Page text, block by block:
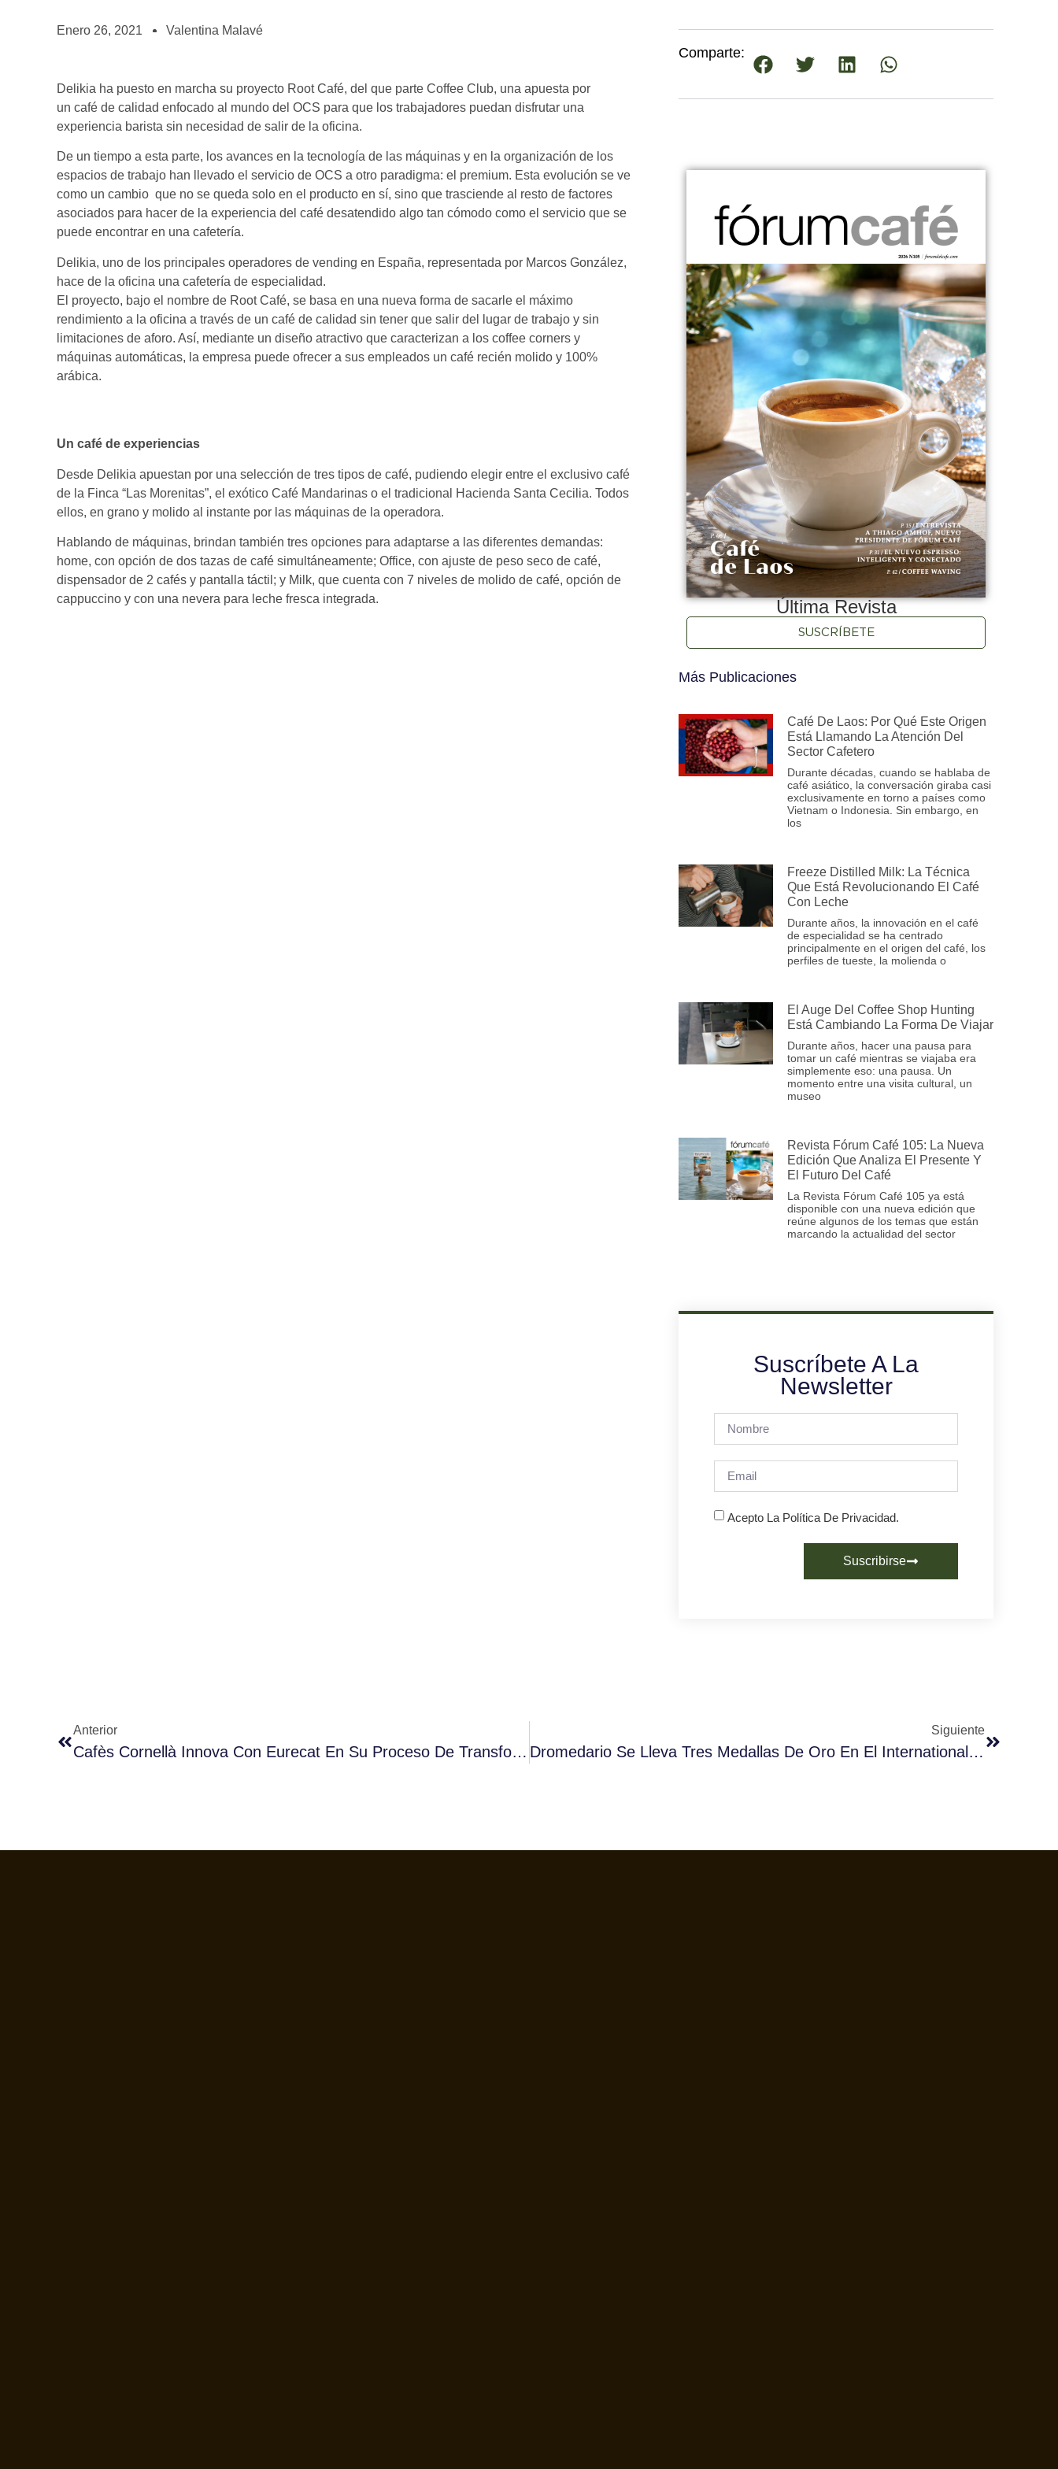
¡te imaginas vivir de tu pasión por el café?
Enero 26, 2021 Valentina Malavé
Delikia ha puesto en marcha su proyecto Root Café, del que parte Coffee Club, una apuesta por
un café de calidad enfocado al mundo del OCS para que los trabajadores puedan disfrutar una
experiencia barista sin necesidad de salir de la oficina.
De un tiempo a esta parte, los avances en la tecnología de las máquinas y en la organización de los
espacios de trabajo han llevado el servicio de OCS a otro paradigma: el premium. Esta evolución se ve
como un cambio que no se queda solo en el producto en sí, sino que trasciende al resto de factores
asociados para hacer de la experiencia del café desatendido algo tan cómodo como el servicio que se
puede encontrar en una cafetería.
Delikia, uno de los principales operadores de vending en España, representada por Marcos González,
hace de la oficina una cafetería de especialidad.
El proyecto, bajo el nombre de Root Café, se basa en una nueva forma de sacarle el máximo
rendimiento a la oficina a través de un café de calidad sin tener que salir del lugar de trabajo y sin
limitaciones de aforo. Así, mediante un diseño atractivo que caracterizan a los coffee corners y
máquinas automáticas, la empresa puede ofrecer a sus empleados un café recién molido y 100%
arábica.
Un café de experiencias
Desde Delikia apuestan por una selección de tres tipos de café, pudiendo elegir entre el exclusivo café
de la Finca “Las Morenitas”, el exótico Café Mandarinas o el tradicional Hacienda Santa Cecilia. Todos
ellos, en grano y molido al instante por las máquinas de la operadora.
Hablando de máquinas, brindan también tres opciones para adaptarse a las diferentes demandas:
home, con opción de dos tazas de café simultáneamente; Office, con ajuste de peso seco de café,
dispensador de 2 cafés y pantalla táctil; y Milk, que cuenta con 7 niveles de molido de café, opción de
cappuccino y con una nevera para leche fresca integrada.
Comparte:
Última Revista
SUSCRÍBETE
Más Publicaciones
Café De Laos: Por Qué Este Origen
Está Llamando La Atención Del
Sector Cafetero
Durante décadas, cuando se hablaba de
café asiático, la conversación giraba casi
exclusivamente en torno a países como
Vietnam o Indonesia. Sin embargo, en
los
Freeze Distilled Milk: La Técnica
Que Está Revolucionando El Café
Con Leche
Durante años, la innovación en el café
de especialidad se ha centrado
principalmente en el origen del café, los
perfiles de tueste, la molienda o
El Auge Del Coffee Shop Hunting
Está Cambiando La Forma De Viajar
Durante años, hacer una pausa para
tomar un café mientras se viajaba era
simplemente eso: una pausa. Un
momento entre una visita cultural, un
museo
Revista Fórum Café 105: La Nueva
Edición Que Analiza El Presente Y
El Futuro Del Café
La Revista Fórum Café 105 ya está
disponible con una nueva edición que
reúne algunos de los temas que están
marcando la actualidad del sector
Suscríbete A La
Newsletter
Acepto La Política De Privacidad.
Suscribirse
Anterior
Cafès Cornellà Innova Con Eurecat En Su Proceso De Transformación Digital
Siguiente
Dromedario Se Lleva Tres Medallas De Oro En El International Coffee Tasting 2020